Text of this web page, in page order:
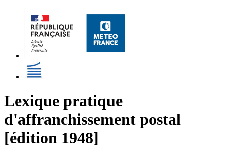
Lexique pratique
d'affranchissement postal
[édition 1948]